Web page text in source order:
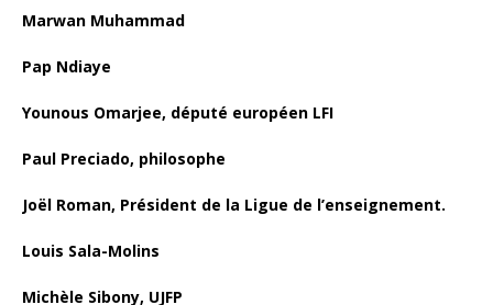
Marwan Muhammad
Pap Ndiaye
Younous Omarjee, député européen LFI
Paul Preciado, philosophe
Joël Roman, Président de la Ligue de l’enseignement.
Louis Sala-Molins
Michèle Sibony, UJFP